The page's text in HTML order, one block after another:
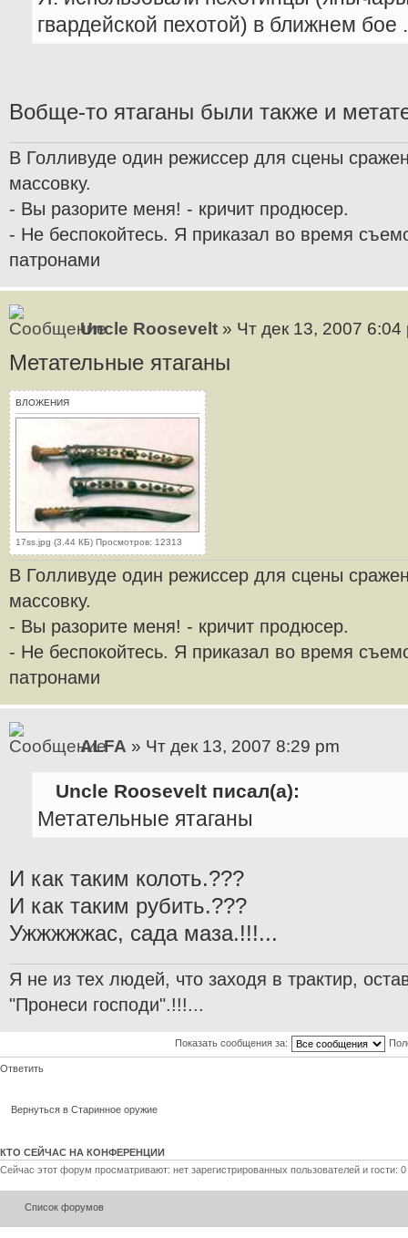
гвардейской пехотой) в ближнем бое .
Вобще-то ятаганы были также и
В Голливуде один режиссер для сцены
массовку.
- Вы разорите меня! - кричит продюсер.
- Не беспокойтесь. Я приказал во время
патронами
Uncle Roosevelt » Чт дек 13, 2007 6:04
Метательные ятаганы
ВЛОЖЕНИЯ
17ss.jpg (3.44 КБ) Просмотров: 12313
В Голливуде один режиссер для сцены
массовку.
- Вы разорите меня! - кричит продюсер.
- Не беспокойтесь. Я приказал во время
патронами
ALFA » Чт дек 13, 2007 8:29 pm
Uncle Roosevelt писал(а):
Метательные ятаганы
И как таким колоть.???
И как таким рубить.???
Ужжжжжас, сада маза.!!!...
Я не из тех людей, что заходя в трактир,
"Пронеси господи".!!!...
Показать сообщения за:
Ответить
Вернуться в Старинное оружие
КТО СЕЙЧАС НА КОНФЕРЕНЦИИ
Сейчас этот форум просматривают: нет зарегистрированных пользователей и гости: 0
Список форумов